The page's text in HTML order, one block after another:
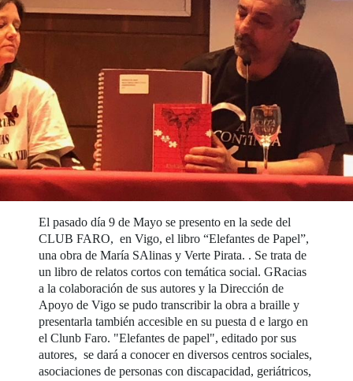
El pasado día 9 de Mayo se presento en la sede del
CLUB FARO, en Vigo, el libro “Elefantes de Papel”,
una obra de María SAlinas y Verte Pirata. . Se trata de
un libro de relatos cortos con temática social. GRacias
a la colaboración de sus autores y la Dirección de
Apoyo de Vigo se pudo transcribir la obra a braille y
presentarla también accesible en su puesta d e largo en
el Clunb Faro. "Elefantes de papel", editado por sus
autores, se dará a conocer en diversos centros sociales,
asociaciones de personas con discapacidad, geriátricos,